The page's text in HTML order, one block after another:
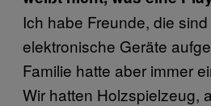
Ich habe Freunde, die
elektronische Geräte
Familie hatte aber immer
Wir hatten Holzspielzeug,